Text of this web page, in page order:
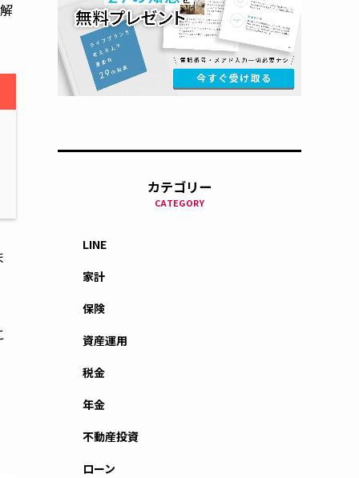
カテゴリー
CATEGORY
LINE
家計
保険
資産運用
税金
年金
不動産投資
ローン